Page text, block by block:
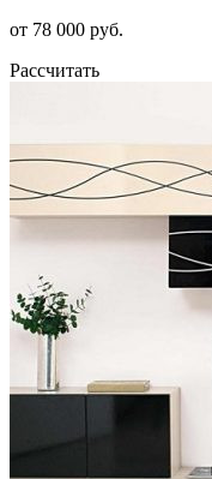
от 78 000 руб.
Рассчитать